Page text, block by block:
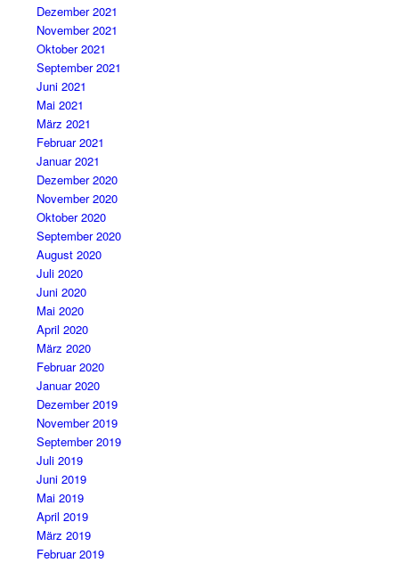
Dezember 2021
November 2021
Oktober 2021
September 2021
Juni 2021
Mai 2021
März 2021
Februar 2021
Januar 2021
Dezember 2020
November 2020
Oktober 2020
September 2020
August 2020
Juli 2020
Juni 2020
Mai 2020
April 2020
März 2020
Februar 2020
Januar 2020
Dezember 2019
November 2019
September 2019
Juli 2019
Juni 2019
Mai 2019
April 2019
März 2019
Februar 2019